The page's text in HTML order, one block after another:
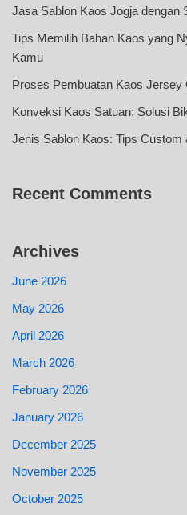
Jasa Sablon Kaos Jogja dengan
Tips Memilih Bahan Kaos yang
Kamu
Proses Pembuatan Kaos Jersey
Konveksi Kaos Satuan: Solusi
Jenis Sablon Kaos: Tips Custom
Recent Comments
Archives
June 2026
May 2026
April 2026
March 2026
February 2026
January 2026
December 2025
November 2025
October 2025